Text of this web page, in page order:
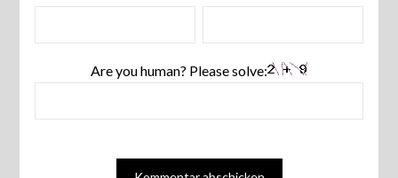
Are you human? Please solve: